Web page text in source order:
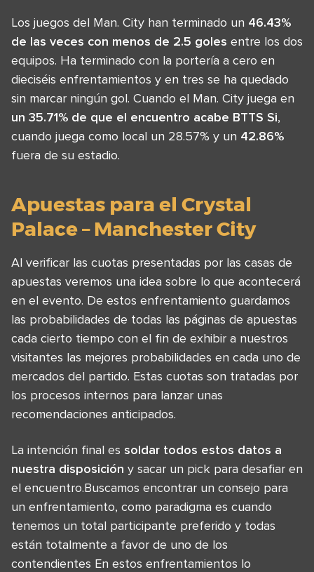
Los juegos del Man. City han terminado un 46.43%
de las veces con menos de 2.5 goles entre los dos
equipos. Ha terminado con la portería a cero en
dieciséis enfrentamientos y en tres se ha quedado
sin marcar ningún gol. Cuando el Man. City juega en
un 35.71% de que el encuentro acabe BTTS Si,
cuando juega como local un 28.57% y un 42.86%
fuera de su estadio.
Apuestas para el Crystal
Palace – Manchester City
Al verificar las cuotas presentadas por las casas de
apuestas veremos una idea sobre lo que acontecerá
en el evento. De estos enfrentamiento guardamos
las probabilidades de todas las páginas de apuestas
cada cierto tiempo con el fin de exhibir a nuestros
visitantes las mejores probabilidades en cada uno de
mercados del partido. Estas cuotas son tratadas por
los procesos internos para lanzar unas
recomendaciones anticipados.
La intención final es soldar todos estos datos a
nuestra disposición y sacar un pick para desafiar en
el encuentro.Buscamos encontrar un consejo para
un enfrentamiento, como paradigma es cuando
tenemos un total participante preferido y todas
están totalmente a favor de uno de los
contendientes En estos enfrentamientos lo